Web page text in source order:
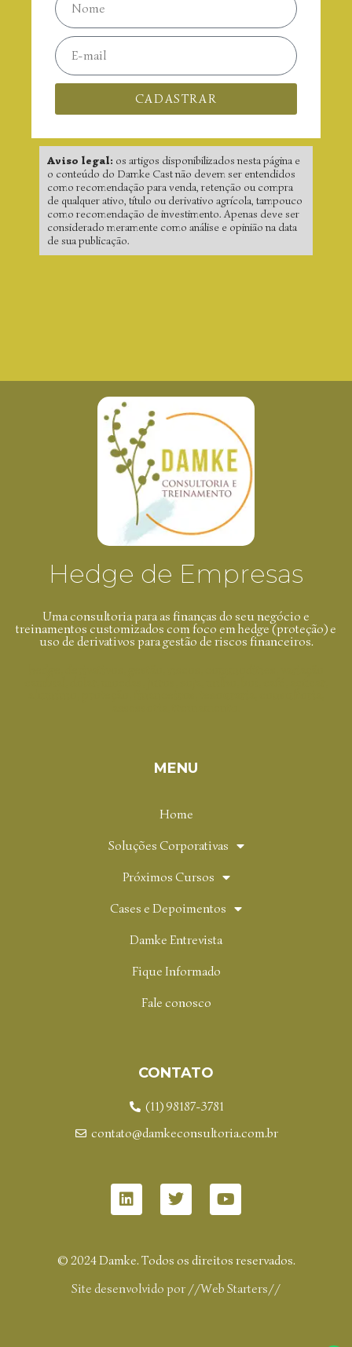
CADASTRAR
Aviso legal: os artigos disponibilizados nesta página e
o conteúdo do Damke Cast não devem ser entendidos
como recomendação para venda, retenção ou compra
de qualquer ativo, título ou derivativo agrícola, tampouco
como recomendação de investimento. Apenas deve ser
considerado meramente como análise e opinião na data
de sua publicação.
Hedge de Empresas
Uma consultoria para as finanças do seu negócio e
treinamentos customizados com foco em hedge (proteção) e
uso de derivativos para gestão de riscos financeiros.
MENU
Home
Soluções Corporativas
Próximos Cursos
Cases e Depoimentos
Damke Entrevista
Fique Informado
Fale conosco
CONTATO
(11) 98187-3781
contato@damkeconsultoria.com.br
© 2024 Damke. Todos os direitos reservados.
Site desenvolvido por //Web Starters//